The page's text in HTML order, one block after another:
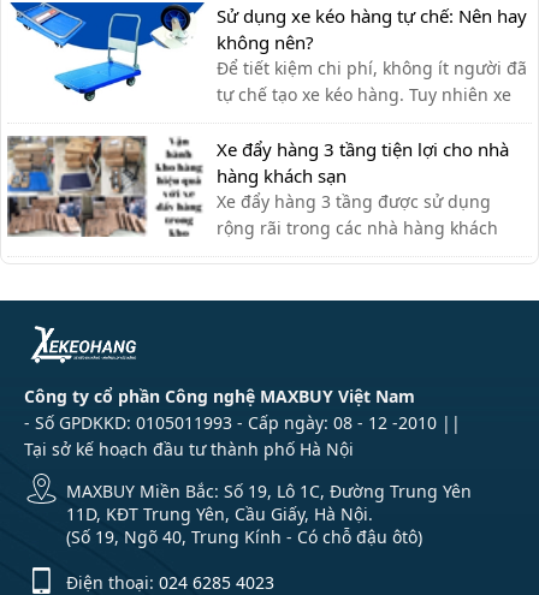
giúp bạn có được chiếc xe đẩy hàng
ưng ý.
Sử dụng xe kéo hàng tự chế: Nên hay
không nên?
Để tiết kiệm chi phí, không ít người đã
tự chế tạo xe kéo hàng. Tuy nhiên xe
kéo hàng tự chế có ưu nhược điểm gì,
có nên dùng hay không?
Xe đẩy hàng 3 tầng tiện lợi cho nhà
hàng khách sạn
Xe đẩy hàng 3 tầng được sử dụng
rộng rãi trong các nhà hàng khách
sạn bởi sự tiện ích. Với thiết kế thanh
đẩy hàng nhiều tầng là sự lựa chọn tối
Công ty cổ phần Công nghệ MAXBUY Việt Nam
- Số GPDKKD: 0105011993 - Cấp ngày: 08 - 12 -2010 ||
Tại sở kế hoạch đầu tư thành phố Hà Nội
MAXBUY Miền Bắc: Số 19, Lô 1C, Đường Trung Yên
11D, KĐT Trung Yên, Cầu Giấy, Hà Nội.
(Số 19, Ngõ 40, Trung Kính - Có chỗ đậu ôtô)
Điện thoại: 024 6285 4023